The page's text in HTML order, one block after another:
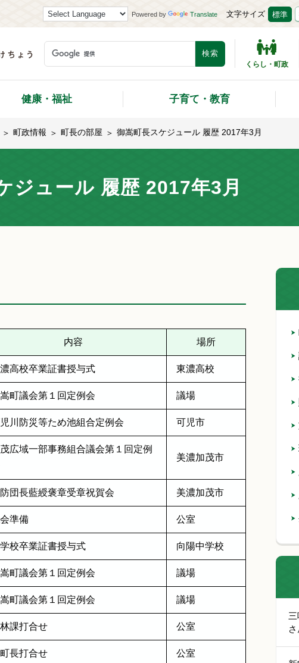
Powered by Translate 文字サイズ 標準
くらし・町政
健康・福祉 子育て・教育
町政情報 町長の部屋 御嵩町長スケジュール 履歴 2017年3月
ジュール 履歴 2017年3月
内容 場所
高校卒業証書授与式 東濃高校
町議会第１回定例会 議場
川防災等ため池組合定例会 可児市
広域一部事務組合議会第１回定例
美濃加茂市
団長藍綬褒章受章祝賀会 美濃加茂市
準備 公室
校卒業証書授与式 向陽中学校
町議会第１回定例会 議場
町議会第１回定例会 議場
課打合せ 公室
長打合せ 公室